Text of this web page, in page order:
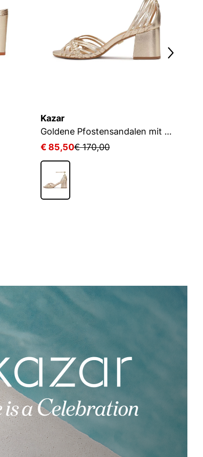
Kazar
Goldene Pfostensandalen mit geflochtenen Riemen
€ 85,50€ 170,00